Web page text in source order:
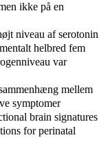
ikke på en
niveau af serotonin
helbred fem
var
mellem
symptomer
brain signatures
for perinatal